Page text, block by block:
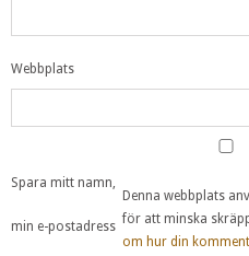
Webbplats
Spara mitt namn,
min e-postadress
Denna webbplats
för att minska
om hur din